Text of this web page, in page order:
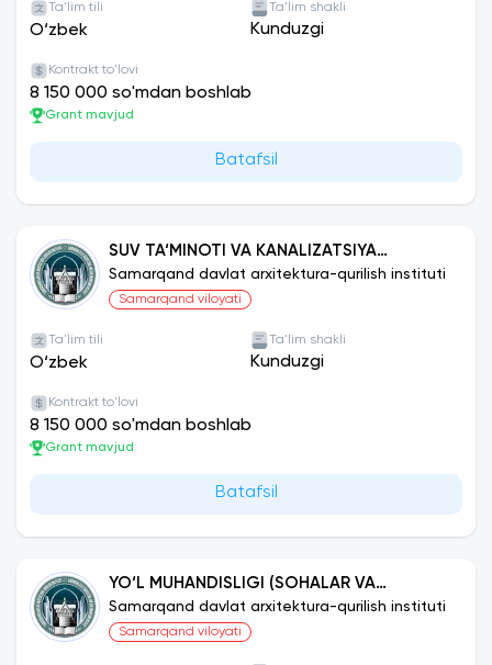
Ta'lim tili
O‘zbek
Ta'lim shakli
Kunduzgi
Kontrakt to'lovi
8 150 000 so'mdan boshlab
Grant mavjud
Batafsil
SUV TA‘MINOTI VA KANALIZATSIYA
TIZIMLARINI LOYIHALASHTIRISH VA
EKSPLUATATSIYASI
Samarqand davlat arxitektura-qurilish instituti
Samarqand viloyati
Ta'lim tili
O‘zbek
Ta'lim shakli
Kunduzgi
Kontrakt to'lovi
8 150 000 so'mdan boshlab
Grant mavjud
Batafsil
YO‘L MUHANDISLIGI (SOHALAR VA
FAOLIYAT TURLARI BO‘YICHA)
Samarqand davlat arxitektura-qurilish instituti
Samarqand viloyati